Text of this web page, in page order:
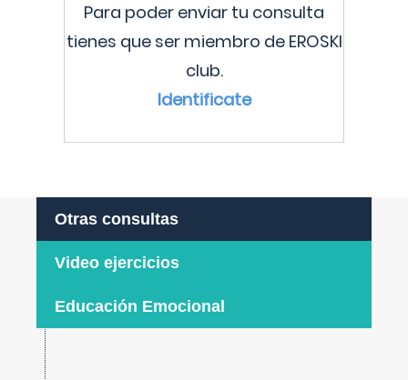
Para poder enviar tu consulta
tienes que ser miembro de EROSKI
club.
Identificate
Otras consultas
Video ejercicios
Educación Emocional